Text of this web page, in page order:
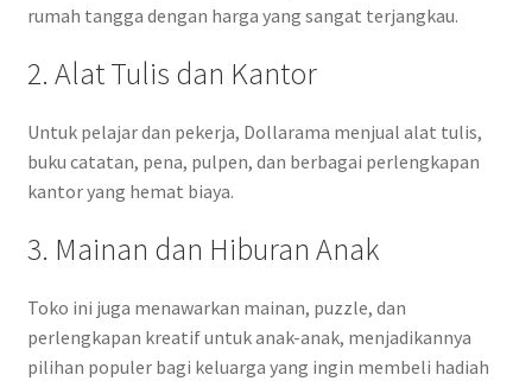
rumah tangga dengan harga yang sangat terjangkau.
2. Alat Tulis dan Kantor
Untuk pelajar dan pekerja, Dollarama menjual alat tulis,
buku catatan, pena, pulpen, dan berbagai perlengkapan
kantor yang hemat biaya.
3. Mainan dan Hiburan Anak
Toko ini juga menawarkan mainan, puzzle, dan
perlengkapan kreatif untuk anak-anak, menjadikannya
pilihan populer bagi keluarga yang ingin membeli hadiah